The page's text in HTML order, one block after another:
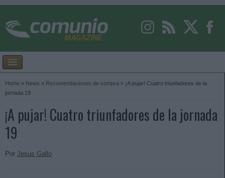
Home » News » Recomendaciones de compra » ¡A pujar! Cuatro triunfadores de la
jornada 19
¡A pujar! Cuatro triunfadores de la jornada
19
Por Jesus Gallo